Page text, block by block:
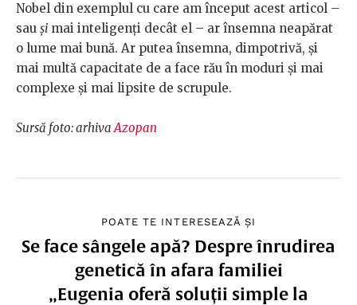
Nobel din exemplul cu care am început acest articol –
sau și mai inteligenți decât el – ar însemna neapărat
o lume mai bună. Ar putea însemna, dimpotrivă, și
mai multă capacitate de a face rău în moduri și mai
complexe și mai lipsite de scrupule.
Sursă foto: arhivaAzopan
POATE TE INTERESEAZĂ ȘI
Se face sângele apă? Despre înrudirea
genetică în afara familiei
„Eugenia oferă soluții simple la